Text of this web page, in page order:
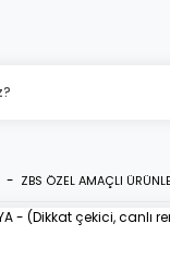
ZBS ÖZEL AMAÇLI